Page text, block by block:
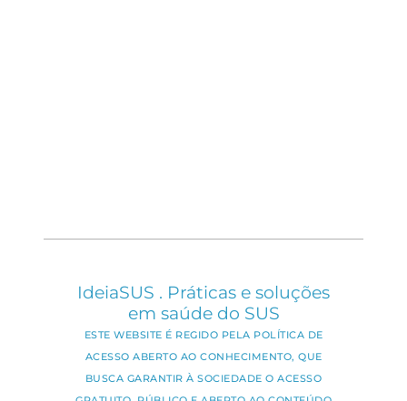
IdeiaSUS . Práticas e soluções
em saúde do SUS
ESTE WEBSITE É REGIDO PELA POLÍTICA DE
ACESSO ABERTO AO CONHECIMENTO, QUE
BUSCA GARANTIR À SOCIEDADE O ACESSO